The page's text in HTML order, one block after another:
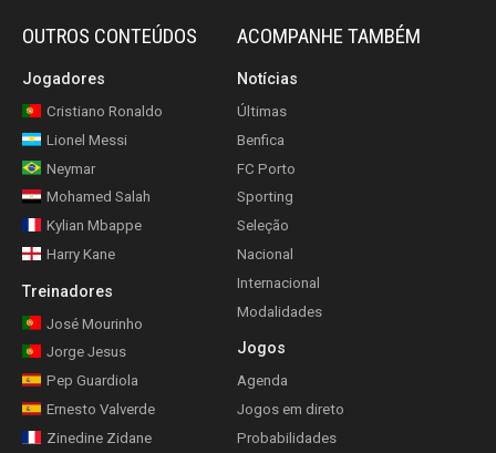
OUTROS CONTEÚDOS
Jogadores
Cristiano Ronaldo
Lionel Messi
Neymar
Mohamed Salah
Kylian Mbappe
Harry Kane
Treinadores
José Mourinho
Jorge Jesus
Pep Guardiola
Ernesto Valverde
Zinedine Zidane
ACOMPANHE TAMBÉM
Notícias
Últimas
Benfica
FC Porto
Sporting
Seleção
Nacional
Internacional
Modalidades
Jogos
Agenda
Jogos em direto
Probabilidades